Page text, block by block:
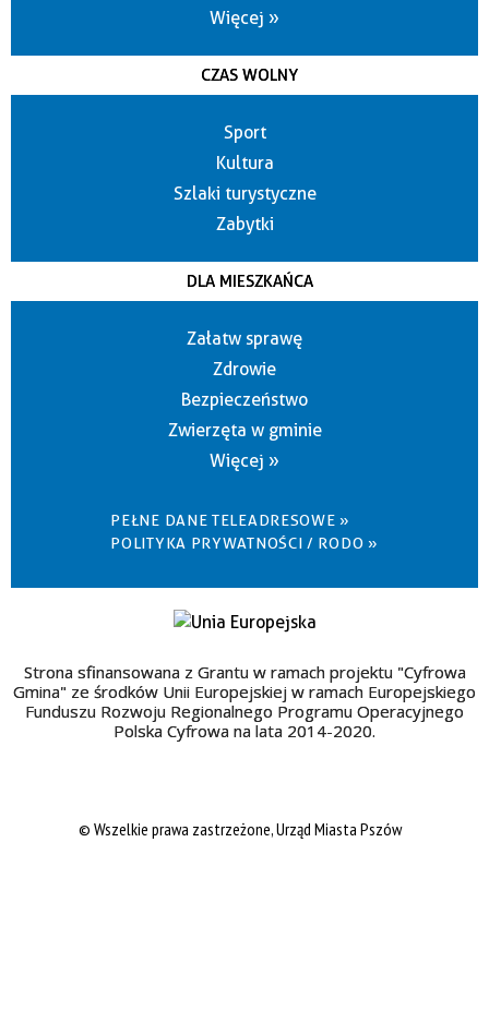
Więcej »
CZAS WOLNY
Sport
Kultura
Szlaki turystyczne
Zabytki
DLA MIESZKAŃCA
Załatw sprawę
Zdrowie
Bezpieczeństwo
Zwierzęta w gminie
Więcej »
PEŁNE DANE TELEADRESOWE »
POLITYKA PRYWATNOŚCI / RODO »
Strona sfinansowana z Grantu w ramach projektu "Cyfrowa
Gmina" ze środków Unii Europejskiej w ramach Europejskiego
Funduszu Rozwoju Regionalnego Programu Operacyjnego
Polska Cyfrowa na lata 2014-2020.
© Wszelkie prawa zastrzeżone, Urząd Miasta Pszów